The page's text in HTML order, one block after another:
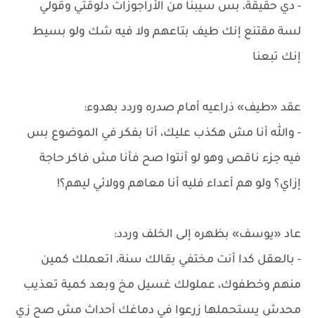
- دي حقيقة، بس سيبنا من الأراجوزات دلوقتي وقولي
لسة مقتنع إنك طيف بتاعهم ولا فيه شك ولو بسيط
إنك تبعنا
عقد «طيف» ذراعيه أمام صدره وردد بهدوء:
- والله أنا مش هكذب عليك، أنا بفكر في الموضوع بس
فيه جزء ناقص وهو لو أنتوا صح فأنا مش فاكر حاجة
إزاي؟ ولو هم أعداء فليه أنا معاهم وولائي ليهم؟!
عاد «يوسف» بظهره إلى الخلف وردد:
- بالعقل كدا أنت مختفي بقالك سنة، اتعملك كمين
منهم وخطفوك، عملولك غسيل مخ وبعد كمية تعذيب
محدش يستحملها زرعوا في دماغك أحداث مش صح زي